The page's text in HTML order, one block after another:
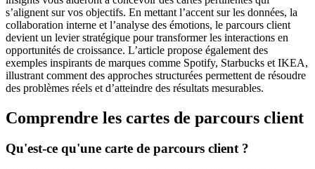
s’alignent sur vos objectifs. En mettant l’accent sur les données, la
collaboration interne et l’analyse des émotions, le parcours client
devient un levier stratégique pour transformer les interactions en
opportunités de croissance. L’article propose également des
exemples inspirants de marques comme Spotify, Starbucks et IKEA,
illustrant comment des approches structurées permettent de résoudre
des problèmes réels et d’atteindre des résultats mesurables.
Comprendre les cartes de parcours client
Qu'est-ce qu'une carte de parcours client ?